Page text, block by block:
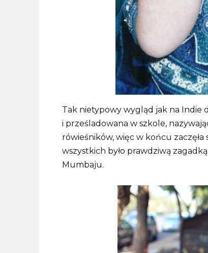
Tak nietypowy wygląd jak na Indie
i prześladowana w szkole,
rówieśników, więc w końcu zaczęła
wszystkich było prawdziwą
Mumbaju.